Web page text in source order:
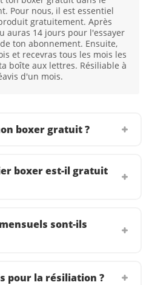
Pour nous, il est essentiel
gratuitement. Après
auras 14 jours pour l'essayer
ton abonnement. Ensuite,
et recevras tous les mois les
boîte aux lettres. Résiliable à
d'un mois.
boxer gratuit ?
boxer est-il gratuit
sont-ils
pour la résiliation ?